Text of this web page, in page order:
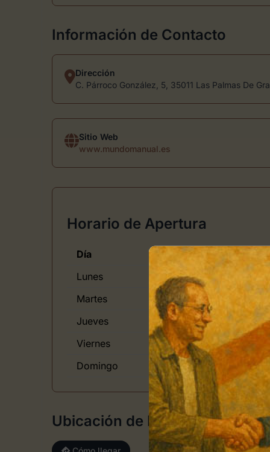
Información de Contacto
Dirección
C. Párroco González, 5, 35011 Las Palmas De
Sitio Web
www.mundomanual.es
Horario de Apertura
Día
Lunes
de
Martes
Jueves
de
Viernes
Domingo
Ubicación de Mundo Manual